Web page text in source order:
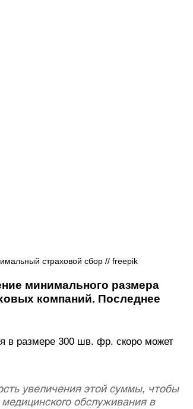
страховой сбор // freepik
минимального размера
компаний. Последнее
в размере 300 шв. фр. скоро может
увеличения этой суммы, чтобы
обслуживания в